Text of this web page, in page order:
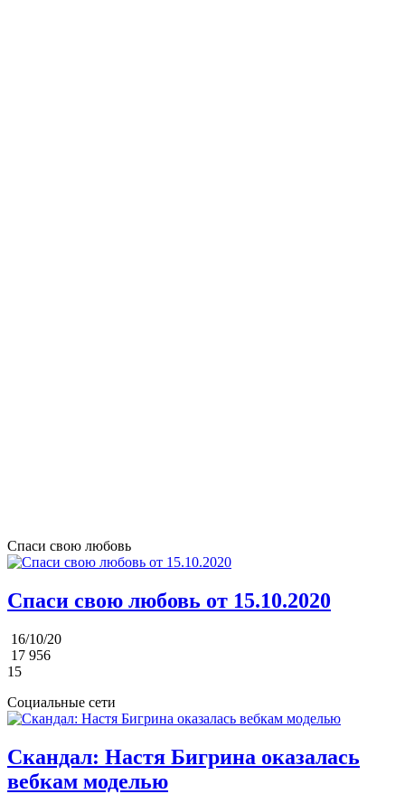
Спаси свою любовь
Спаси свою любовь от 15.10.2020
16/10/20
17 956
15
Социальные сети
Скандал: Настя Бигрина оказалась
вебкам моделью